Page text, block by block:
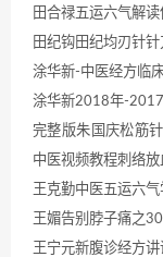
田合禄五运六气解
田纪钩田纪均刃针
涂华新-中医经方临
涂华新2018年-
完整版朱国庆松筋
中医视频教程刺络
王克勤中医五运六
王媚告别脖子痛之
王宁元新腹诊经方